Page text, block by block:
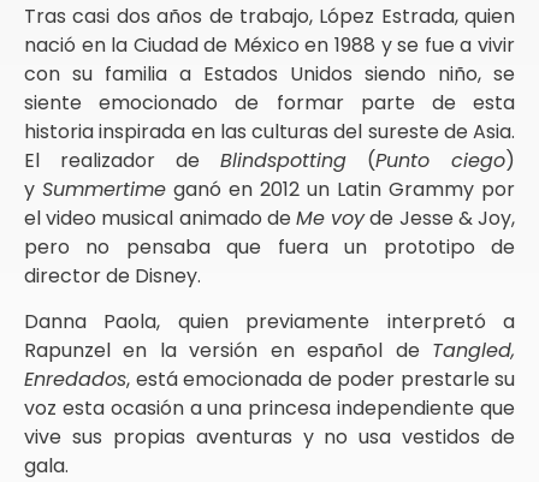
Tras casi dos años de trabajo, López Estrada, quien
nació en la Ciudad de México en 1988 y se fue a vivir
con su familia a Estados Unidos siendo niño, se
siente emocionado de formar parte de esta
historia inspirada en las culturas del sureste de Asia.
El realizador de Blindspotting (Punto ciego)
y Summertime ganó en 2012 un Latin Grammy por
el video musical animado deMe voyde Jesse & Joy,
pero no pensaba que fuera un prototipo de
director de Disney.
Danna Paola, quien previamente interpretó a
Rapunzel en la versión en español de Tangled,
Enredados, está emocionada de poder prestarle su
voz esta ocasión a una princesa independiente que
vive sus propias aventuras y no usa vestidos de
gala.